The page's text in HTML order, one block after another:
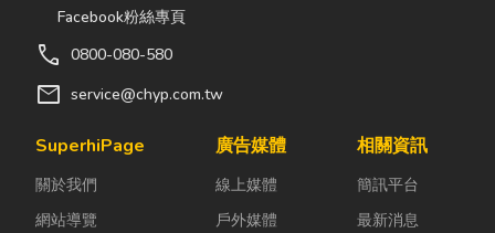
Facebook粉絲專頁
call 0800-080-580
mail service@chyp.com.tw
SuperhiPage
關於我們
網站導覽
廣告媒體
線上媒體
戶外媒體
相關資訊
簡訊平台
最新消息